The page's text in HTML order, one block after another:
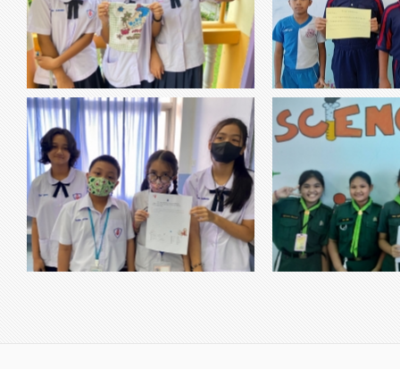
เรื่อง การฝึกเย็บผ้าด้วยมือ (การด้นผ้า) -ฝึกให้
นักเรียนมีทักษะในการเย็บผ้าด้วยตัวเอง -ฝึกให้
นักเรียนมีสมาธิในการทำงาน
วิชา สังคม ป.6 เรื่อง วัน
ประสบการณ์ตรง -มีทัก
สามัคคีในการทำงานกลุ่ม
thumbnail-528705.jpg
วิชาสังคม ป.5-6 เรื่อง การบริหารจิตเเละเจริญ
ปัญญา
วิชาสังคม เรื่อง การบริหารจิตเเละ
เจริญปัญญา
thumbnail-583980.jpg
วิชาวิทยาศาสตร์ เรื่อง วิเ
ส่วนประกอบของอาหารแล
อาหารประเภทที่ให้พลังงา
วิชาวิทย